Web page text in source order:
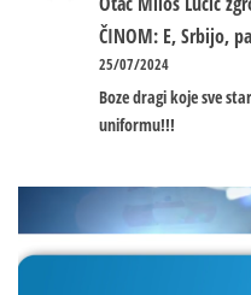
ČINOM: E, Srbijo,
25/07/2024
Boze dragi koje sve
uniformu!!!